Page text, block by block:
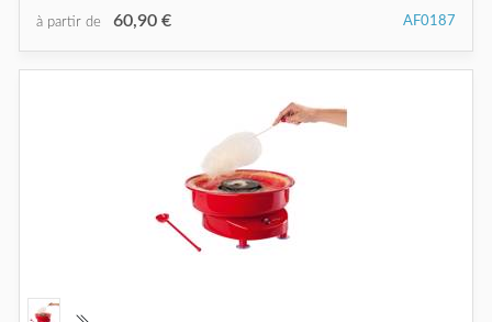
à partir de 60,90 € AF0187